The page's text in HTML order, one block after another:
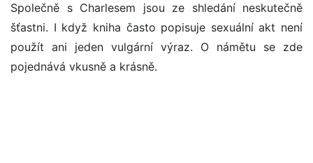
Společně s Charlesem jsou ze shledání neskutečně
šťastni. I když kniha často popisuje sexuální akt není
použít ani jeden vulgární výraz. O námětu se zde
pojednává vkusně a krásně.